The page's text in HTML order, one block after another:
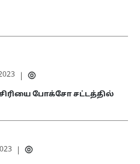
போக்சோ சட்டத்தில்